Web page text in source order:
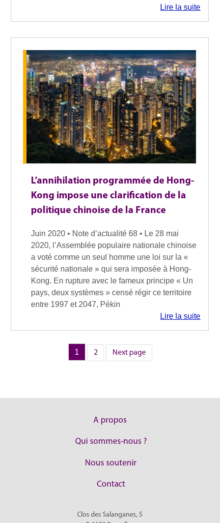
Lire la suite
L’annihilation programmée de Hong-
Kong impose une clarification de la
politique chinoise de la France
Juin 2020 • Note d’actualité 68 • Le 28 mai
2020, l’Assemblée populaire nationale chinoise
a voté comme un seul homme une loi sur la «
sécurité nationale » qui sera imposée à Hong-
Kong. En rupture avec le fameux principe « Un
pays, deux systèmes » censé régir ce territoire
entre 1997 et 2047, Pékin
Lire la suite
Page
1 Page
2 Next page
A propos
Qui sommes-nous ?
Nous soutenir
Contact
Clos des Salanganes, 5